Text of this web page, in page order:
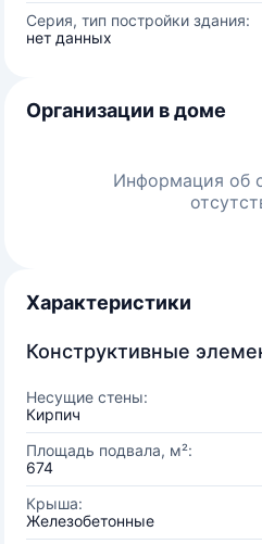
Серия, тип постройки здания:
нет данных
Организации в доме
Информация об
Характеристики
Конструктивные
Несущие стены:
Кирпич
Площадь подвала, м²:
674
Крыша:
Железобетонные